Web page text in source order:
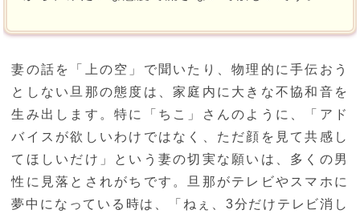
妻の話を「上の空」で聞いたり、物理的に手伝おう
としない旦那の態度は、家庭内に大きな不協和音を
生み出します。特に「ちこ」さんのように、「アド
バイスが欲しいわけではなく、ただ顔を見て共感し
てほしいだけ」という妻の切実な願いは、多くの男
性に見落とされがちです。旦那がテレビやスマホに
夢中になっている時は、「ねぇ、3分だけテレビ消し